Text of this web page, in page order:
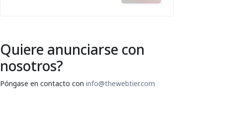
Quiere anunciarse con
nosotros?
Póngase en contacto con info@thewebtier.com